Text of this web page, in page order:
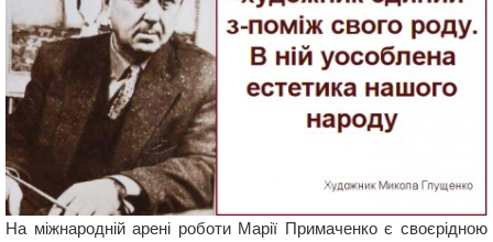
На міжнародній арені роботи Марії Примаченко є своєрідною